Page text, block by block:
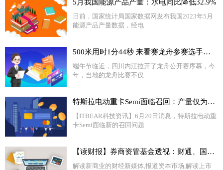
日前，国家统计局国家数据网发布我国2023年5月
能源产品产量数据，经电
500米用时1分44秒 来看赛龙舟参赛选手飞桨追浪→|头条
端午节临近，四川内江拉开了龙舟公开赛序幕，今
年，当地的龙舟比赛不仅
特斯拉电动重卡Semi面临召回：产量仅为36辆 天天快消息
【ITBEAR科技资讯】6月20日消息，特斯拉电动重
卡Semi面临新的召回问题
【读财报】券商资管基金透视：财通、国泰君安资管年内收益领跑 中银证券业绩垫底
解读新商业的财经新媒体,报道资本市场,解读上市